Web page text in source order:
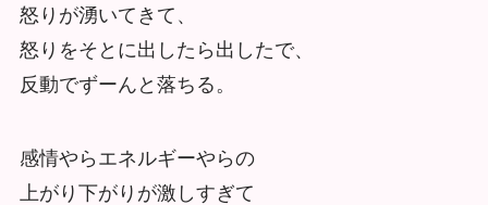
怒りが湧いてきて、
怒りをそとに出したら出したで、
反動でずーんと落ちる。
感情やらエネルギーやらの
上がり下がりが激しすぎて